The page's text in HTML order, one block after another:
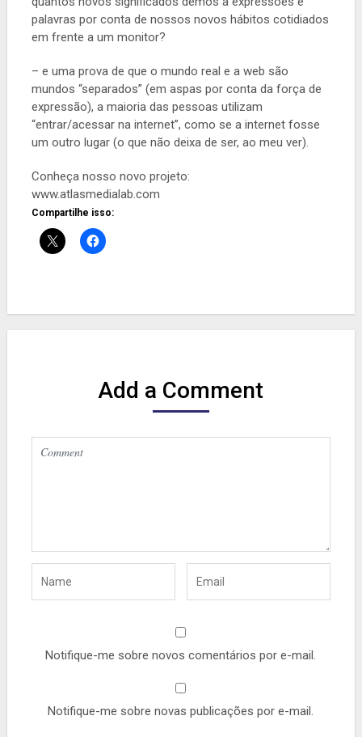
palavras por conta de nossos novos hábitos cotidiados
em frente a um monitor?
– e uma prova de que o mundo real e a web são
mundos “separados” (em aspas por conta da força de
expressão), a maioria das pessoas utilizam
“entrar/acessar na internet”, como se a internet fosse
um outro lugar (o que não deixa de ser, ao meu ver).
Conheça nosso novo projeto:
www.atlasmedialab.com
Compartilhe isso:
Add a Comment
Notifique-me sobre novos comentários por e-mail.
Notifique-me sobre novas publicações por e-mail.